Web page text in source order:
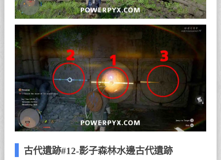
古代遺跡#12-影子森林水邊古代遺跡